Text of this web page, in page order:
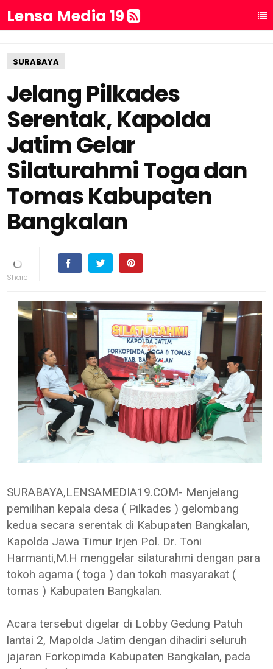
Lensa Media 19
SURABAYA
Jelang Pilkades
Serentak, Kapolda
Jatim Gelar
Silaturahmi Toga dan
Tomas Kabupaten
Bangkalan
SURABAYA,LENSAMEDIA19.COM- Menjelang
pemilihan kepala desa ( Pilkades ) gelombang
kedua secara serentak di Kabupaten Bangkalan,
Kapolda Jawa Timur Irjen Pol. Dr. Toni
Harmanti,M.H menggelar silaturahmi dengan para
tokoh agama ( toga ) dan tokoh masyarakat (
tomas ) Kabupaten Bangkalan.
Acara tersebut digelar di Lobby Gedung Patuh
lantai 2, Mapolda Jatim dengan dihadiri seluruh
jajaran Forkopimda Kabupaten Bangkalan, pada